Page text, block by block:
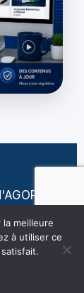
meilleure
à utiliser ce